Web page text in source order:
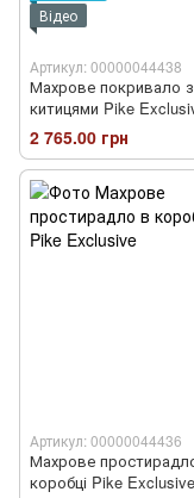
Відео
Артикул: 00000044438
Махрове покривало з
китицями Pike
2 765.00 грн
Артикул: 00000044436
Махрове
коробці Pike Exclusive